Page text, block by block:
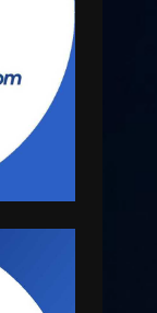
e la